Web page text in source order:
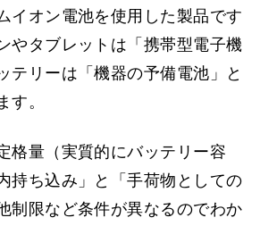
イオン電池を使用した製品です
やタブレットは「携帯型電子機
テリーは「機器の予備電池」と
す。
格量（実質的にバッテリー容
持ち込み」と「手荷物としての
制限など条件が異なるのでわか